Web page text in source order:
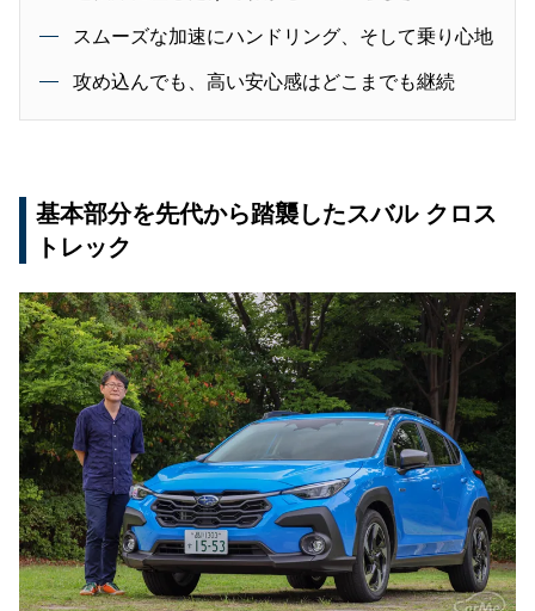
スムーズな加速にハンドリング、そして乗り心地
攻め込んでも、高い安心感はどこまでも継続
基本部分を先代から踏襲したスバル クロス
トレック